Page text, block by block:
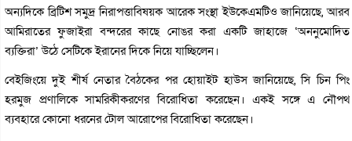
অন্যদিকে ব্রিটিশ সমুদ্র নিরাপত্তাবিষয়ক আরেক সংস্থা ইউকেএমটিও জানিয়েছে, আরব
আমিরাতের ফুজাইরা বন্দরের কাছে নোঙর করা একটি জাহাজে ‘অননুমোদিত
ব্যক্তিরা’ উঠে সেটিকে ইরানের দিকে নিয়ে যাচ্ছিলেন।
বেইজিংয়ে দুই শীর্ষ নেতার বৈঠকের পর হোয়াইট হাউস জানিয়েছে, সি চিন পিং
হরমুজ প্রণালিকে সামরিকীকরণের বিরোধিতা করেছেন। একই সঙ্গে এ নৌপথ
ব্যবহারে কোনো ধরনের টোল আরোপের বিরোধিতা করেছেন।